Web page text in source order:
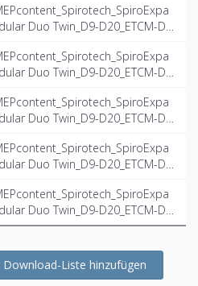
Duo Twin_D9-D20_ETCM-D1
Duo Twin_D9-D20_ETCM-D1
Duo Twin_D9-D20_ETCM-D1
Duo Twin_D9-D20_ETCM-D2
Duo Twin_D9-D20_ETCM-D2
Download-Liste hinzufügen